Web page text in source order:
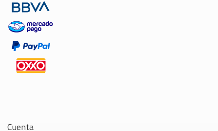
Cuenta